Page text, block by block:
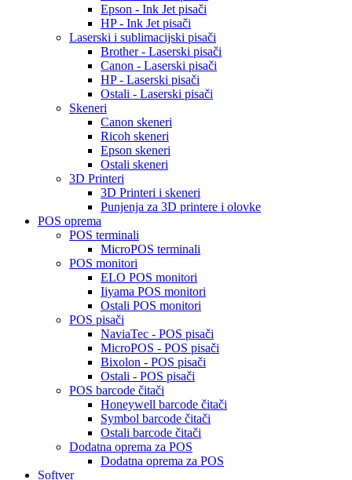
Epson - Ink Jet pisači
HP - Ink Jet pisači
Laserski i sublimacijski pisači
Brother - Laserski pisači
Canon - Laserski pisači
HP - Laserski pisači
Ostali - Laserski pisači
Skeneri
Canon skeneri
Ricoh skeneri
Epson skeneri
Ostali skeneri
3D Printeri
3D Printeri i skeneri
Punjenja za 3D printere i olovke
POS oprema
POS terminali
MicroPOS terminali
POS monitori
ELO POS monitori
Iiyama POS monitori
Ostali POS monitori
POS pisači
NaviaTec - POS pisači
MicroPOS - POS pisači
Bixolon - POS pisači
Ostali - POS pisači
POS barcode čitači
Honeywell barcode čitači
Symbol barcode čitači
Ostali barcode čitači
Dodatna oprema za POS
Dodatna oprema za POS
Softver